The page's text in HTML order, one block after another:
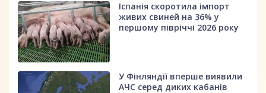
Іспанія скоротила імпорт
живих свиней на 36% у
першому півріччі 2026 року
У Фінляндії вперше виявили
АЧС серед диких кабанів